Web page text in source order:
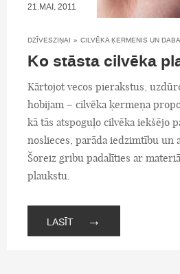
21.MAI, 2011
DZĪVESZIŅAI » CILVĒKA ĶERMENIS UN DABA
Ko stāsta cilvēka
Kārtojot vecos pierakstus,
hobijam – cilvēka ķermeņa
kā tās atspoguļo cilvēka iekšējo
noslieces, parāda iedzimtību un
Šoreiz gribu padalīties ar
plaukstu.
LASĪT →